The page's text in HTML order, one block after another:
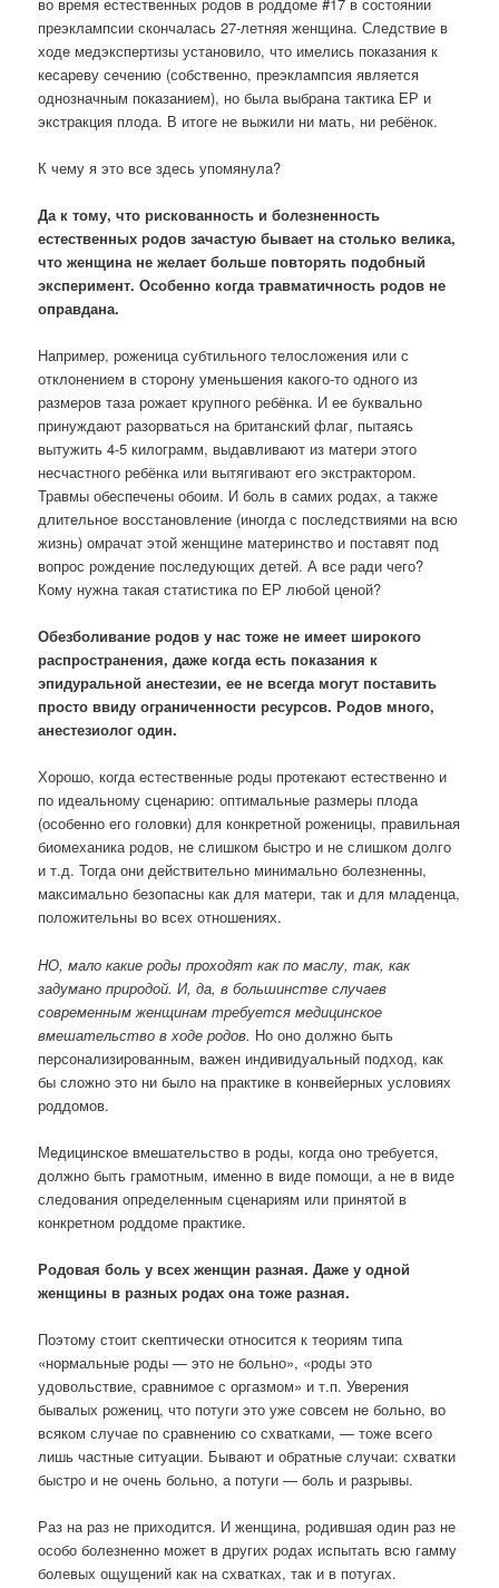
преэклампсии скончалась 27-летняя женщина. Следствие в
ходе медэкспертизы установило, что имелись показания к
кесареву сечению (собственно, преэклампсия является
однозначным показанием), но была выбрана тактика ЕР и
экстракция плода. В итоге не выжили ни мать, ни ребёнок.
К чему я это все здесь упомянула?
Да к тому, что рискованность и болезненность
естественных родов зачастую бывает на столько велика,
что женщина не желает больше повторять подобный
эксперимент. Особенно когда травматичность родов не
оправдана.
Например, роженица субтильного телосложения или с
отклонением в сторону уменьшения какого-то одного из
размеров таза рожает крупного ребёнка. И ее буквально
принуждают разорваться на британский флаг, пытаясь
вытужить 4-5 килограмм, выдавливают из матери этого
несчастного ребёнка или вытягивают его экстрактором.
Травмы обеспечены обоим. И боль в самих родах, а также
длительное восстановление (иногда с последствиями на всю
жизнь) омрачат этой женщине материнство и поставят под
вопрос рождение последующих детей. А все ради чего?
Кому нужна такая статистика по ЕР любой ценой?
Обезболивание родов у нас тоже не имеет широкого
распространения, даже когда есть показания к
эпидуральной анестезии, ее не всегда могут поставить
просто ввиду ограниченности ресурсов. Родов много,
анестезиолог один.
Хорошо, когда естественные роды протекают естественно и
по идеальному сценарию: оптимальные размеры плода
(особенно его головки) для конкретной роженицы, правильная
биомеханика родов, не слишком быстро и не слишком долго
и т.д. Тогда они действительно минимально болезненны,
максимально безопасны как для матери, так и для младенца,
положительны во всех отношениях.
НО, мало какие роды проходят как по маслу, так, как
задумано природой. И, да, в большинстве случаев
современным женщинам требуется медицинское
вмешательство в ходе родов. Но оно должно быть
персонализированным, важен индивидуальный подход, как
бы сложно это ни было на практике в конвейерных условиях
роддомов.
Медицинское вмешательство в роды, когда оно требуется,
должно быть грамотным, именно в виде помощи, а не в виде
следования определенным сценариям или принятой в
конкретном роддоме практике.
Родовая боль у всех женщин разная. Даже у одной
женщины в разных родах она тоже разная.
Поэтому стоит скептически относится к теориям типа
«нормальные роды — это не больно», «роды это
удовольствие, сравнимое с оргазмом» и т.п. Уверения
бывалых рожениц, что потуги это уже совсем не больно, во
всяком случае по сравнению со схватками, — тоже всего
лишь частные ситуации. Бывают и обратные случаи: схватки
быстро и не очень больно, а потуги — боль и разрывы.
Раз на раз не приходится. И женщина, родившая один раз не
особо болезненно может в других родах испытать всю гамму
болевых ощущений как на схватках, так и в потугах.